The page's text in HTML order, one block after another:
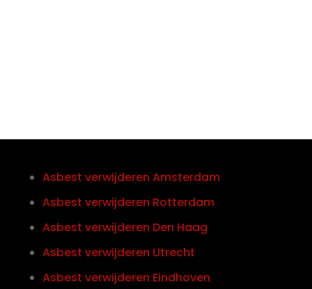
Asbest verwijderen Amsterdam
Asbest verwijderen Rotterdam
Asbest verwijderen Den Haag
Asbest verwijderen Utrecht
Asbest verwijderen Eindhoven